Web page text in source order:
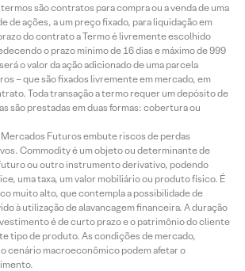
são contratos para compra ou a venda de uma
de ações, a um preço fixado, para liquidação em
do contrato a Termo é livremente escolhido
o prazo mínimo de 16 dias e máximo de 999
o valor da ação adicionado de uma parcela
– que são fixados livremente em mercado, em
Toda transação a termo requer um depósito de
são prestadas em duas formas: cobertura ou
Futuros embute riscos de perdas
Commodity é um objeto ou determinante de
ou outro instrumento derivativo, podendo
uma taxa, um valor mobiliário ou produto físico. É
muito alto, que contempla a possibilidade de
à utilização de alavancagem financeira. A duração
é de curto prazo e o patrimônio do cliente
tipo de produto. As condições de mercado,
cenário macroeconômico podem afetar o